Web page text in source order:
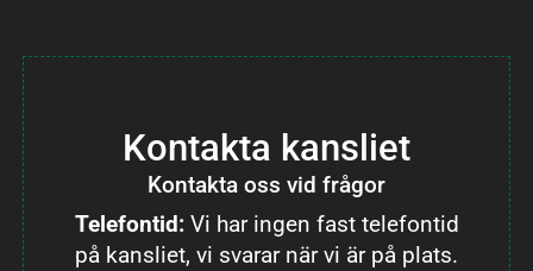
Kontakta kansliet
Kontakta oss vid frågor
Telefontid: Vi har ingen fast telefontid
på kansliet, vi svarar när vi är på plats.